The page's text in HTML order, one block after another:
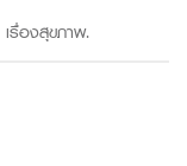
เรื่องสุขภาพ.